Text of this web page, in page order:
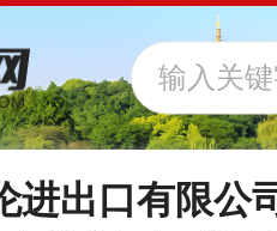
进出口有限公